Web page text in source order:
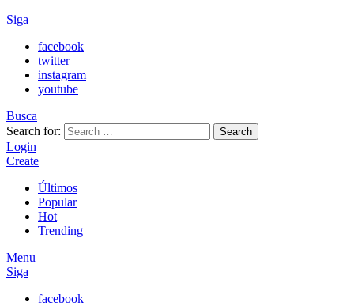
Siga
facebook
twitter
instagram
youtube
Busca
Search for:
Search
Login
Create
Últimos
Popular
Hot
Trending
Menu
Siga
facebook